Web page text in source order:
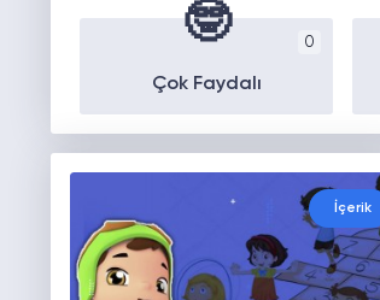
0
🤓
Çok Faydalı
İçerik